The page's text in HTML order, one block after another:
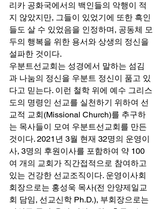
리카 공화국에서의 백인들의 악행이 적
지 않았지만, 그들이 있었기에 또한 흑인
들도 살 수 있었음을 인정하며, 공동체 모
두의 행복을 위한 용서와 상생의 정신을
설파한 것이다.
우분트선교회는 성경에서 말하는 섬김
과 나눔의 정신을 우분트 정신이 품고 있
다고 믿는다. 이런 철학 위에 예수 그리스
도의 명령인 선교를 실천하기 위하여 선
교적 교회(Missional Church)를 추구하
는 목사들이 모여 우분트선교회를 만든
것이다. 2021년 3월 현재 32명의 운영이
사, 3명의 후원이사를 포함하여 약 100
여 개의 교회가 직간접적으로 참여하고
있는 건강한 선교조직이다. 운영이사회
회장으로는 홍성욱 목사(전 안양제일교
회 담임, 선교신학 Ph.D.), 부회장으로는